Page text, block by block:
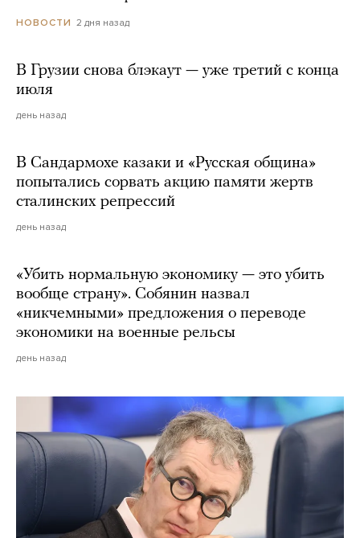
НОВОСТИ 2 дня назад
В Грузии снова блэкаут — уже третий с конца
июля
день назад
В Сандармохе казаки и «Русская община»
попытались сорвать акцию памяти жертв
сталинских репрессий
день назад
«Убить нормальную экономику — это убить
вообще страну». Собянин назвал
«никчемными» предложения о переводе
экономики на военные рельсы
день назад